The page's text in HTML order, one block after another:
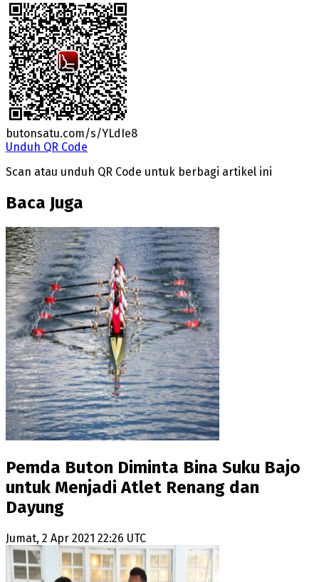
butonsatu.com/s/YLdIe8
Unduh QR Code
Scan atau unduh QR Code untuk berbagi artikel ini
Baca Juga
Pemda Buton Diminta Bina Suku Bajo
untuk Menjadi Atlet Renang dan
Dayung
Jumat, 2 Apr 2021 22:26 UTC